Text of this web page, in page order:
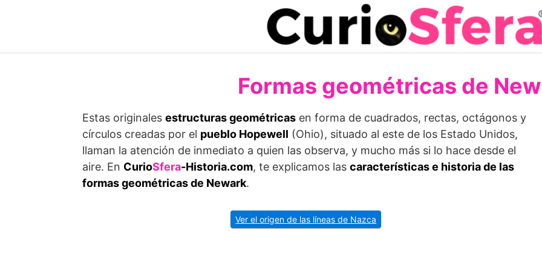
Formas geométricas de
Estas originales estructuras geométricas en forma de cuadrados, rectas, octágonos y
círculos crea­das por el pueblo Hopewell (Ohio), situado al este de los Estado Unidos,
llaman la atención de inmediato a quien las observa, y mucho más si lo hace desde el
aire. En CurioSfera-Historia.com, te explicamos las características e historia de las
formas geométricas de Newark.
Ver el origen de las líneas de Nazca